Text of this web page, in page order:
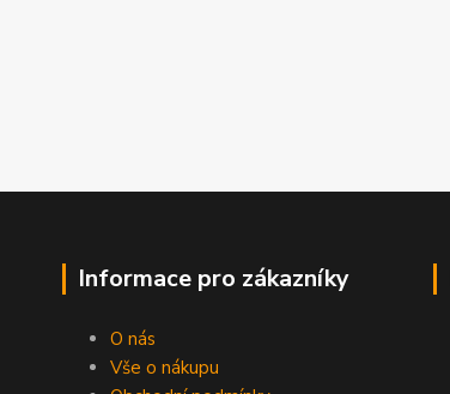
Informace pro zákazníky
O nás
Vše o nákupu